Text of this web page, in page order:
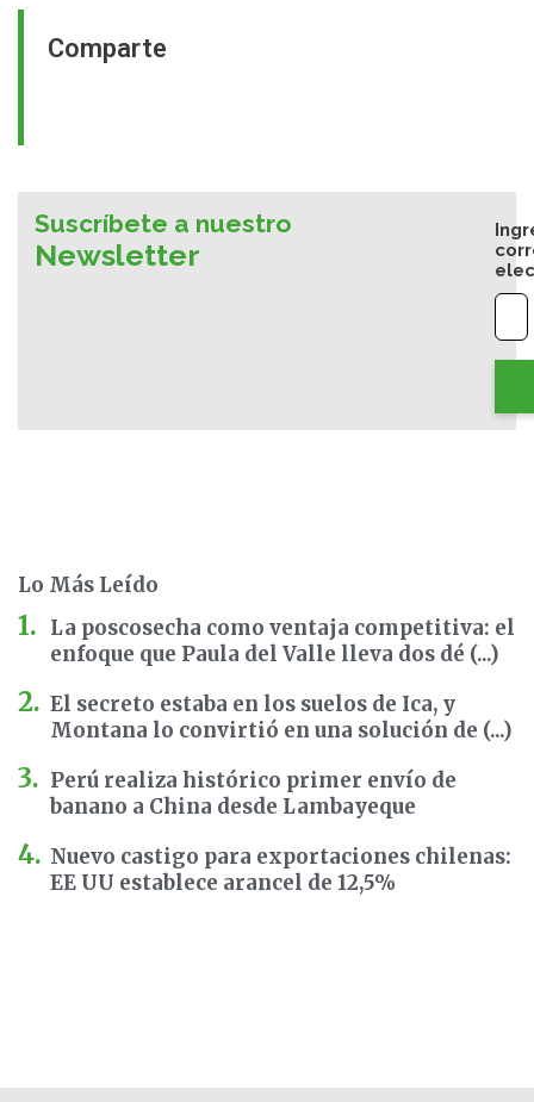
Comparte
Suscríbete a nuestro
Newsletter
Lo Más Leído
La poscosecha como ventaja competitiva: el
enfoque que Paula del Valle lleva dos dé (...)
El secreto estaba en los suelos de Ica, y
Montana lo convirtió en una solución de (...)
Perú realiza histórico primer envío de
banano a China desde Lambayeque
Nuevo castigo para exportaciones chilenas:
EE UU establece arancel de 12,5%